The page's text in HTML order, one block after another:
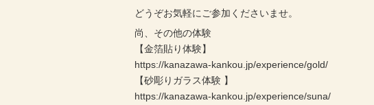
どうぞお気軽にご参加くださいませ。
尚、その他の体験
【金箔貼り体験】
https://kanazawa-kankou.jp/experience/gold/
【砂彫りガラス体験 】
https://kanazawa-kankou.jp/experience/suna/